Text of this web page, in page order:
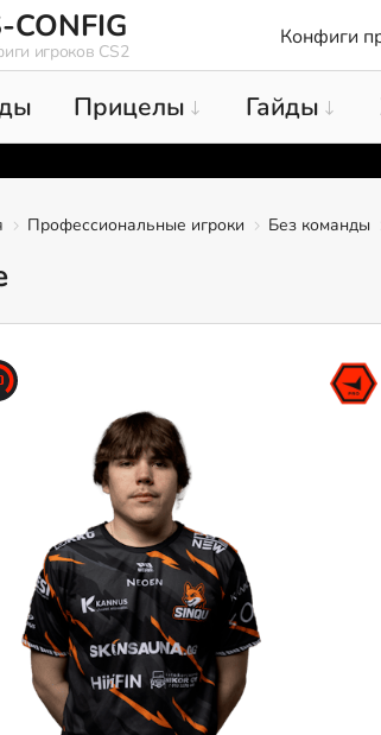
CONFIG
игроков CS2
Конфиги
Прицелы Гайды
Профессиональные игроки Без команды